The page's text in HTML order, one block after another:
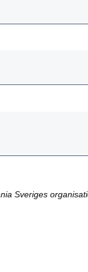
Sveriges